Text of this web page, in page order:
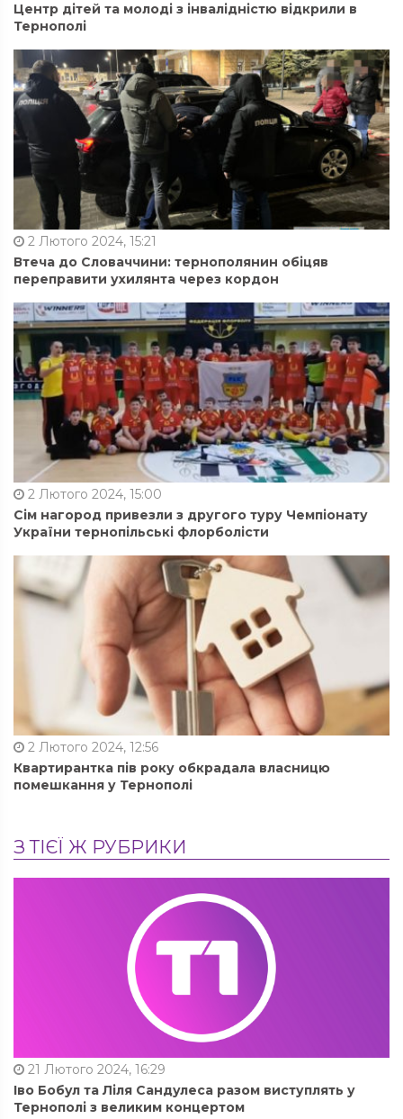
Центр дітей та молоді з інвалідністю відкрили в
Тернополі
2 Лютого 2024, 15:21
Втеча до Словаччини: тернополянин обіцяв
переправити ухилянта через кордон
2 Лютого 2024, 15:00
Сім нагород привезли з другого туру Чемпіонату
України тернопільські флорболісти
2 Лютого 2024, 12:56
Квартирантка пів року обкрадала власницю
помешкання у Тернополі
З ТІЄЇ Ж РУБРИКИ
21 Лютого 2024, 16:29
Іво Бобул та Ліля Сандулеса разом виступлять у
Тернополі з великим концертом